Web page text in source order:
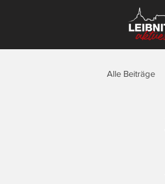
Alle Beiträge